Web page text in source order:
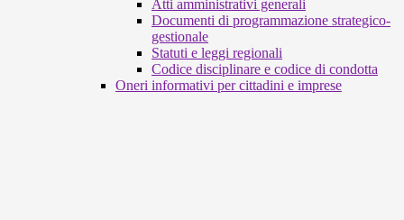
Atti amministrativi generali
Documenti di programmazione strategico-
gestionale
Statuti e leggi regionali
Codice disciplinare e codice di condotta
Oneri informativi per cittadini e imprese